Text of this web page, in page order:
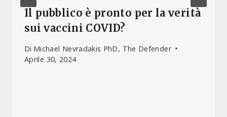
Il pubblico è pronto per la verità
sui vaccini COVID?
Di Michael Nevradakis PhD, The Defender
Aprile 30, 2024